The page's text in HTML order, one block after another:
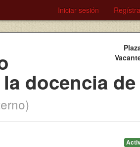
Iniciar sesión
docencia de